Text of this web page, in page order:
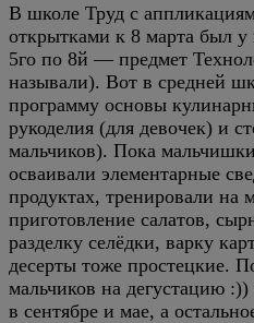
В школе Труд с
открытками к 8 марта был у
5го по 8й — предмет
называли). Вот в средней
программу основы
рукоделия (для девочек) и
мальчиков). Пока
осваивали элементарные
продуктах, тренировали на
приготовление салатов,
разделку селёдки, варку
десерты тоже простецкие.
мальчиков на дегустацию
в сентябре и мае, а